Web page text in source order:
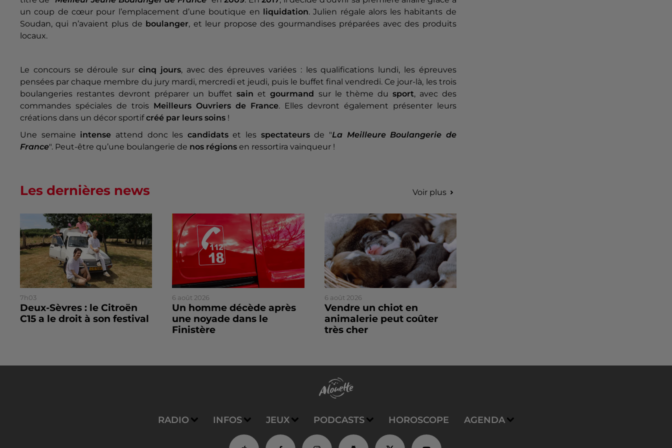
un coup de cœur pour l’emplacement d’une boutique en liquidation. Julien régale alors les habitants de
Soudan, qui n’avaient plus de boulanger, et leur propose des gourmandises préparées avec des produits
locaux.
Le concours se déroule sur cinq jours, avec des épreuves variées : les qualifications lundi, les épreuves
pensées par chaque membre du jury mardi, mercredi et jeudi, puis le buffet final vendredi. Ce jour-là, les trois
boulangeries restantes devront préparer un buffetsainetgourmand sur le thème du sport, avec des
commandes spéciales de trois Meilleurs Ouvriers de France. Elles devront également présenter leurs
créations dans un décor sportifcréé par leurs soins !
Une semaine intense attend donc les candidatset les spectateursde "La Meilleure Boulangerie de
France". Peut-être qu’une boulangerie de nos régions en ressortira vainqueur !
Les dernières news Voir plus
7h03
Deux-Sèvres : le Citroën
C15 a le droit à son festival
6 août 2026
Un homme décède après
une noyade dans le
Finistère
6 août 2026
Vendre un chiot en
animalerie peut coûter
très cher
RADIO INFOS JEUX PODCASTS HOROSCOPE AGENDA